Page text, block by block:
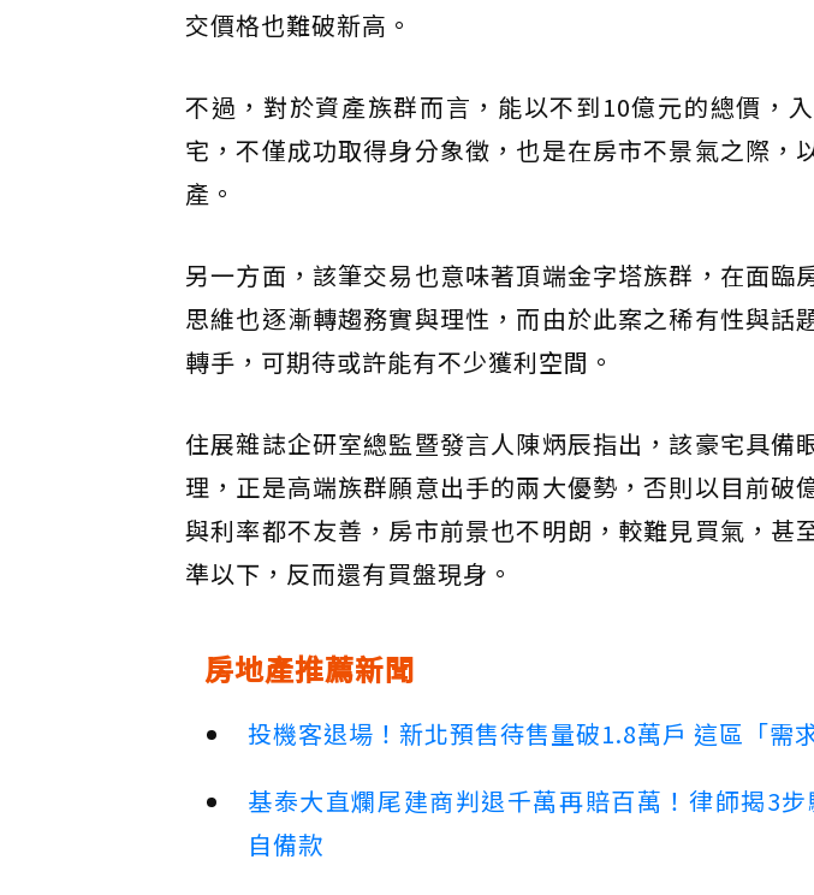
交價格也難破新高。
不過，對於資產族群而言，能以不到10億元的總價，
宅，不僅成功取得身分象徵，也是在房市不景氣之際，
產。
另一方面，該筆交易也意味著頂端金字塔族群，在面臨
思維也逐漸轉趨務實與理性，而由於此案之稀有性與話
轉手，可期待或許能有不少獲利空間。
住展雜誌企研室總監暨發言人陳炳辰指出，該豪宅具備
理，正是高端族群願意出手的兩大優勢，否則以目前破
與利率都不友善，房市前景也不明朗，較難見買氣，甚
準以下，反而還有買盤現身。
房地產推薦新聞
投機客退場！新北預售待售量破1.8萬戶 這區「需
基泰大直爛尾建商判退千萬再賠百萬！律師揭3
自備款